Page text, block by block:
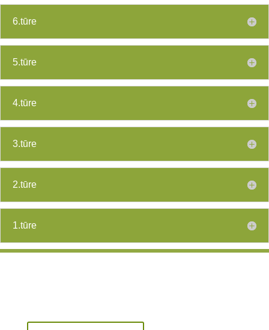
6.tūre
5.tūre
4.tūre
3.tūre
2.tūre
1.tūre